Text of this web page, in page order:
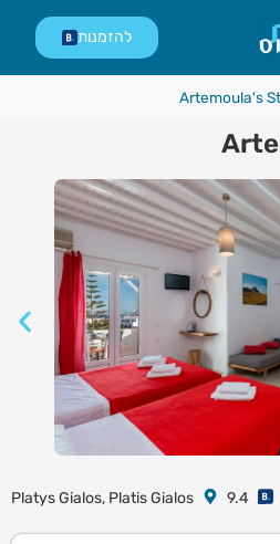
להזמנות
Artemoula's
9.4
Platys Gialos, Platis Gialos